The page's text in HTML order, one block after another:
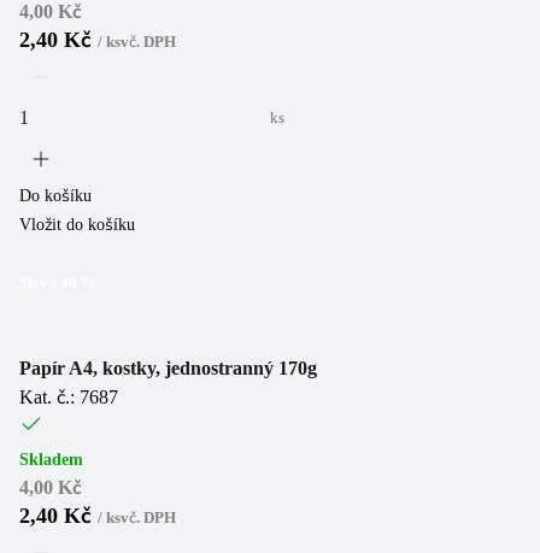
4,00 Kč
2,40 Kč / ksvč. DPH
ks
Do košíku
Vložit do košíku
Papír A4, kostky, jednostranný 170g
Kat. č.: 7687
Skladem
4,00 Kč
2,40 Kč / ksvč. DPH